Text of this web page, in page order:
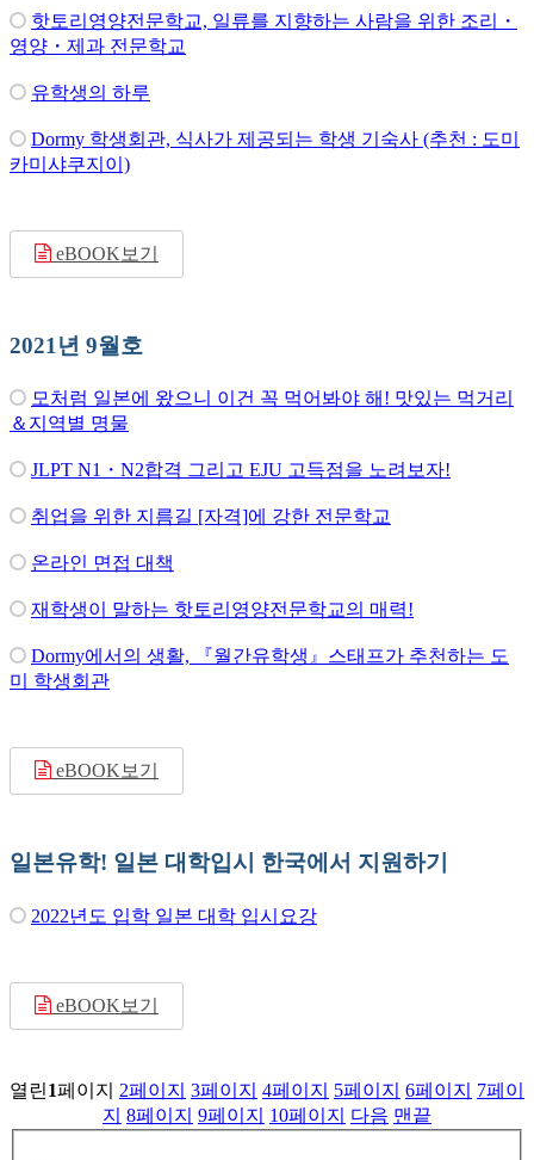
핫토리영양전문학교, 일류를 지향하는 사람을 위한 조리・
영양・제과 전문학교
유학생의 하루
Dormy 학생회관, 식사가 제공되는 학생 기숙사 (추천 : 도미
카미샤쿠지이)
eBOOK보기
2021년 9월호
모처럼 일본에 왔으니 이건 꼭 먹어봐야 해! 맛있는 먹거리
＆지역별 명물
JLPT N1・N2합격 그리고 EJU 고득점을 노려보자!
취업을 위한 지름길 [자격]에 강한 전문학교
온라인 면접 대책
재학생이 말하는 핫토리영양전문학교의 매력!
Dormy에서의 생활, 『월간유학생』스태프가 추천하는 도
미 학생회관
eBOOK보기
일본유학! 일본 대학입시 한국에서 지원하기
2022년도 입학 일본 대학 입시요강
eBOOK보기
열린1페이지 2페이지 3페이지 4페이지 5페이지 6페이지 7페이
지 8페이지 9페이지 10페이지 다음 맨끝